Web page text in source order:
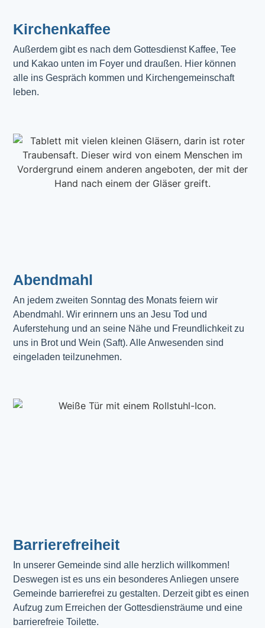
Kirchenkaffee
Außerdem gibt es nach dem Gottesdienst Kaffee, Tee
und Kakao unten im Foyer und draußen. Hier können
alle ins Gespräch kommen und Kirchengemeinschaft
leben.
Abendmahl​
An jedem zweiten Sonntag des Monats feiern wir
Abendmahl. Wir erinnern uns an Jesu Tod und
Auferstehung und an seine Nähe und Freundlichkeit zu
uns in Brot und Wein (Saft). Alle Anwesenden sind
eingeladen teilzunehmen.
Barrierefreiheit
In unserer Gemeinde sind alle herzlich willkommen!
Deswegen ist es uns ein besonderes Anliegen unsere
Gemeinde barrierefrei zu gestalten. Derzeit gibt es einen
Aufzug zum Erreichen der Gottesdiensträume und eine
barrierefreie Toilette.